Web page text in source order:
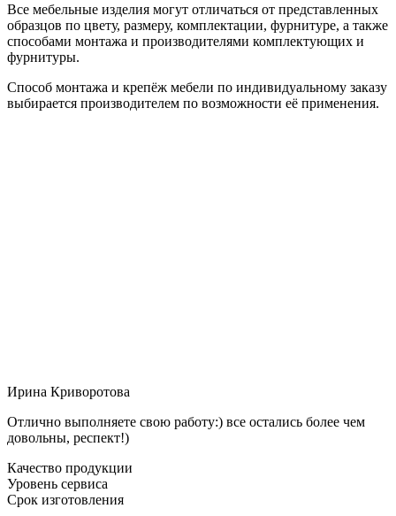
Все мебельные изделия могут отличаться от представленных
образцов по цвету, размеру, комплектации, фурнитуре, а также
способами монтажа и производителями комплектующих и
фурнитуры.
Способ монтажа и крепёж мебели по индивидуальному заказу
выбирается производителем по возможности её применения.
Ирина Криворотова
Отлично выполняете свою работу:) все остались более чем
довольны, респект!)
Качество продукции
Уровень сервиса
Срок изготовления